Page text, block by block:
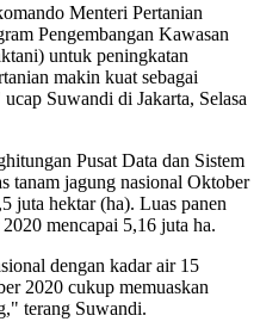
Menteri Pertanian
Pengembangan Kawasan
untuk peningkatan
makin kuat sebagai
Suwandi di Jakarta, Selasa
Pusat Data dan Sistem
tanam jagung nasional Oktober
juta hektar (ha). Luas panen
mencapai 5,16 juta ha.
dengan kadar air 15
2020 cukup memuaskan
terang Suwandi.